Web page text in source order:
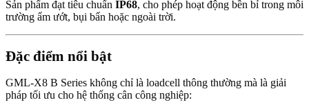
Sản phẩm đạt tiêu chuẩn IP68, cho phép hoạt động bền bỉ trong môi
trường ẩm ướt, bụi bẩn hoặc ngoài trời.
Đặc điểm nổi bật
GML-X8 B Series không chỉ là loadcell thông thường mà là giải
pháp tối ưu cho hệ thống cân công nghiệp: